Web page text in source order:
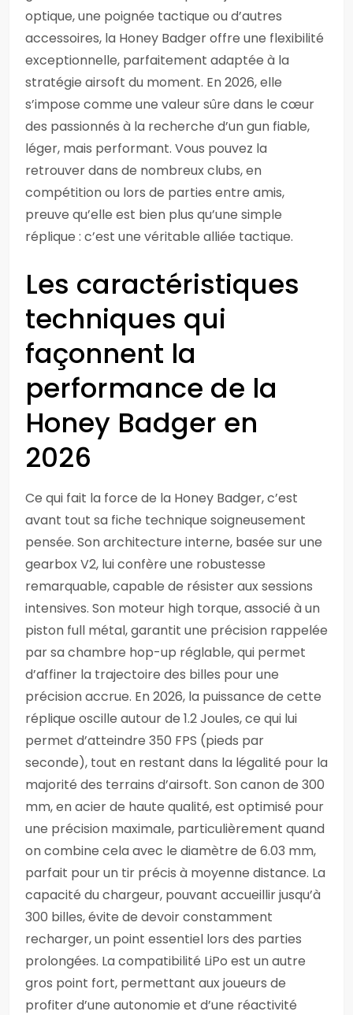
optique, une poignée tactique ou d’autres
accessoires, la Honey Badger offre une flexibilité
exceptionnelle, parfaitement adaptée à la
stratégie airsoft du moment. En 2026, elle
s’impose comme une valeur sûre dans le cœur
des passionnés à la recherche d’un gun fiable,
léger, mais performant. Vous pouvez la
retrouver dans de nombreux clubs, en
compétition ou lors de parties entre amis,
preuve qu’elle est bien plus qu’une simple
réplique : c’est une véritable alliée tactique.
Les caractéristiques
techniques qui
façonnent la
performance de la
Honey Badger en
2026
Ce qui fait la force de la Honey Badger, c’est
avant tout sa fiche technique soigneusement
pensée. Son architecture interne, basée sur une
gearbox V2, lui confère une robustesse
remarquable, capable de résister aux sessions
intensives. Son moteur high torque, associé à un
piston full métal, garantit une précision rappelée
par sa chambre hop-up réglable, qui permet
d’affiner la trajectoire des billes pour une
précision accrue. En 2026, la puissance de cette
réplique oscille autour de 1.2 Joules, ce qui lui
permet d’atteindre 350 FPS (pieds par
seconde), tout en restant dans la légalité pour la
majorité des terrains d’airsoft. Son canon de 300
mm, en acier de haute qualité, est optimisé pour
une précision maximale, particulièrement quand
on combine cela avec le diamètre de 6.03 mm,
parfait pour un tir précis à moyenne distance. La
capacité du chargeur, pouvant accueillir jusqu’à
300 billes, évite de devoir constamment
recharger, un point essentiel lors des parties
prolongées. La compatibilité LiPo est un autre
gros point fort, permettant aux joueurs de
profiter d’une autonomie et d’une réactivité